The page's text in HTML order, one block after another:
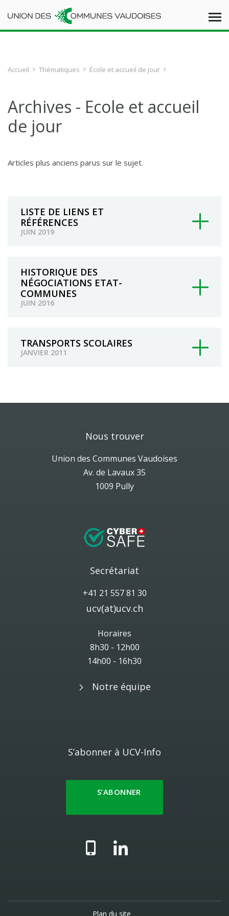
Accueil Thématiques École et accueil de jour
Archives - Ecole et accueil
de jour
Articles plus anciens parus sur le sujet.
LISTE DE LIENS ET
RÉFÉRENCES
JUIN 2019
HISTORIQUE DES
NÉGOCIATIONS ETAT-
COMMUNES
JUIN 2016
TRANSPORTS SCOLAIRES
JANVIER 2011
Nous trouver
Union des Communes Vaudoises
Av. de Lavaux 35
1009 Pully
Secrétariat
+41 21 557 81 30
ucv(at)ucv.ch
Horaires
8h30 - 12h00
14h00 - 16h30
Notre équipe
S’abonner à UCV-Info
S’ABONNER
Plan du site